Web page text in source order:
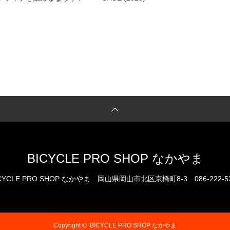
BICYCLE PRO SHOP なかやま
PRO SHOP なかやま 岡山県岡山市北区京橋町8-3 086-222-
Copyright © BICYCLE PRO SHOP なかやま